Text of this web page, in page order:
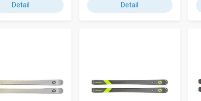
Detail Detail